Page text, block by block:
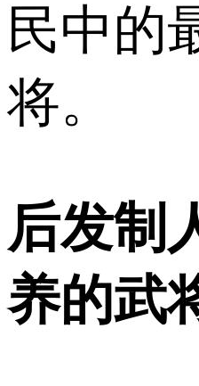
民中的​​
将。
后发制
养的武